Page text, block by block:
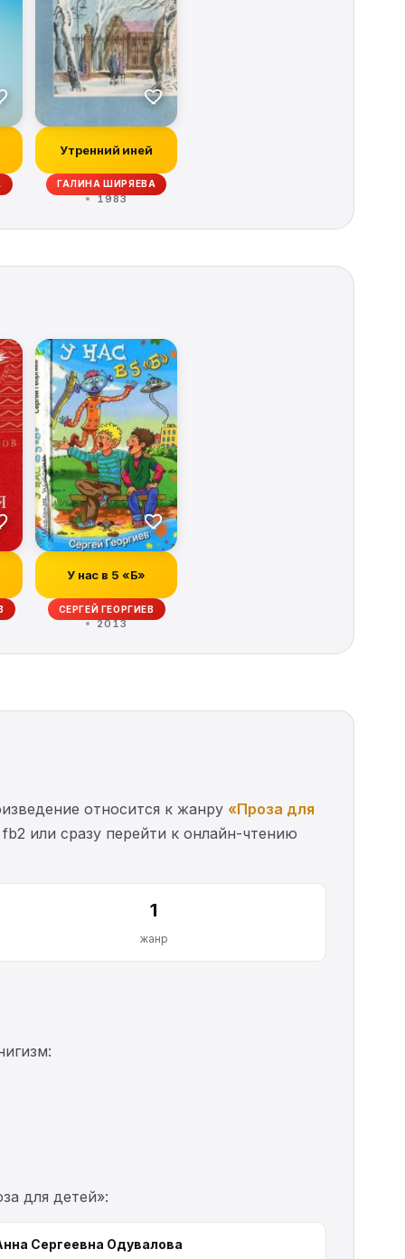
Утренний иней
ГАЛИНА ШИРЯЕВА
1983
У нас в 5 «Б»
СЕРГЕЙ ГЕОРГИЕВ
2013
относится к жанру «Проза для
или сразу перейти к онлайн-чтению
1
жанр
для детей»:
Сергеевна Одувалова